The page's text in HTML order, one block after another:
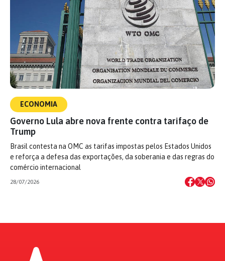
ECONOMIA
Governo Lula abre nova frente contra tarifaço de
Trump
Brasil contesta na OMC as tarifas impostas pelos Estados Unidos
e reforça a defesa das exportações, da soberania e das regras do
comércio internacional
28/07/2026